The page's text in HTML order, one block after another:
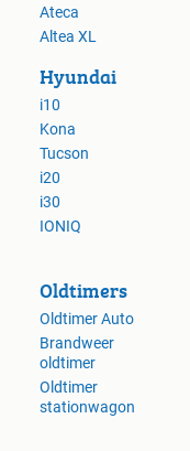
Ateca
Altea XL
Hyundai
i10
Kona
Tucson
i20
i30
IONIQ
Oldtimers
Oldtimer Auto
Brandweer
oldtimer
Oldtimer
stationwagon